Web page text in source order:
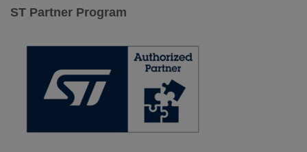
a
ST Partner Program